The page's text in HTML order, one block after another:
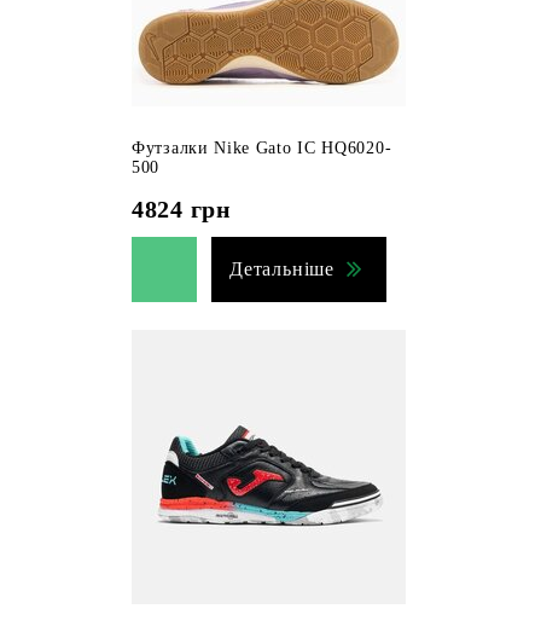
Футзалки Nike Gato IC HQ6020-
500
4824 грн
Детальніше